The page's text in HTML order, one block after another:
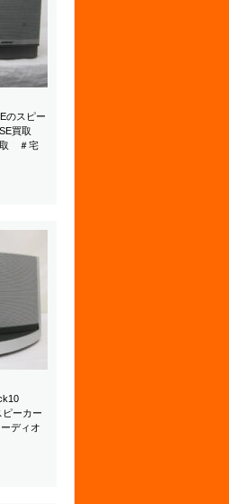
のスピー
買取
取 ＃宅
ーカー
ディオ